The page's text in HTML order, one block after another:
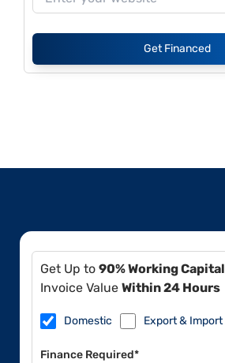
Get Financed
Get Up to 90% Working Capital
Invoice Value Within 24 Hours
Domestic Export & Import
Finance Required*